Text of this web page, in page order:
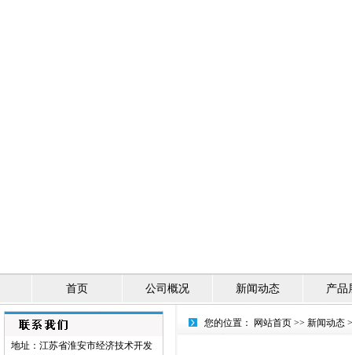
首页 公司概况 新闻动态 产品
地址：江苏省淮安市经济技术开发
您的位置： 网站首页 >> 新闻动态